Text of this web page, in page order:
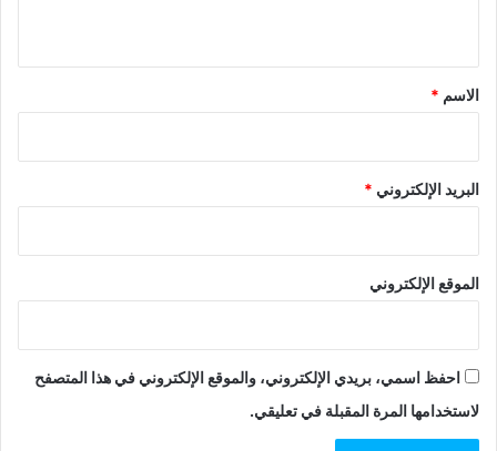
*
الاسم *
البريد الإلكتروني *
الموقع الإلكتروني
احفظ اسمي، بريدي الإلكتروني، والموقع الإلكتروني في هذا المتصفح
لاستخدامها المرة المقبلة في تعليقي.